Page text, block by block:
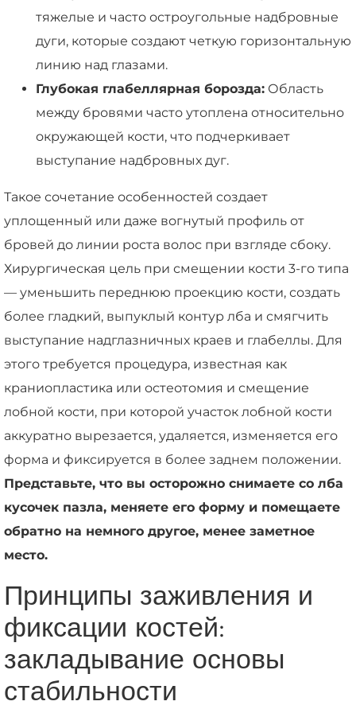
тяжелые и часто остроугольные надбровные
дуги, которые создают четкую горизонтальную
линию над глазами.
Глубокая глабеллярная борозда: Область
между бровями часто утоплена относительно
окружающей кости, что подчеркивает
выступание надбровных дуг.
Такое сочетание особенностей создает
уплощенный или даже вогнутый профиль от
бровей до линии роста волос при взгляде сбоку.
Хирургическая цель при смещении кости 3-го типа
— уменьшить переднюю проекцию кости, создать
более гладкий, выпуклый контур лба и смягчить
выступание надглазничных краев и глабеллы. Для
этого требуется процедура, известная как
краниопластика или остеотомия и смещение
лобной кости, при которой участок лобной кости
аккуратно вырезается, удаляется, изменяется его
форма и фиксируется в более заднем положении.
Представьте, что вы осторожно снимаете со лба
кусочек пазла, меняете его форму и помещаете
обратно на немного другое, менее заметное
место.
Принципы заживления и
фиксации костей:
закладывание основы
стабильности